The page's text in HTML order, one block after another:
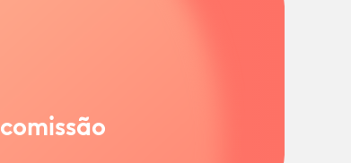
comissão